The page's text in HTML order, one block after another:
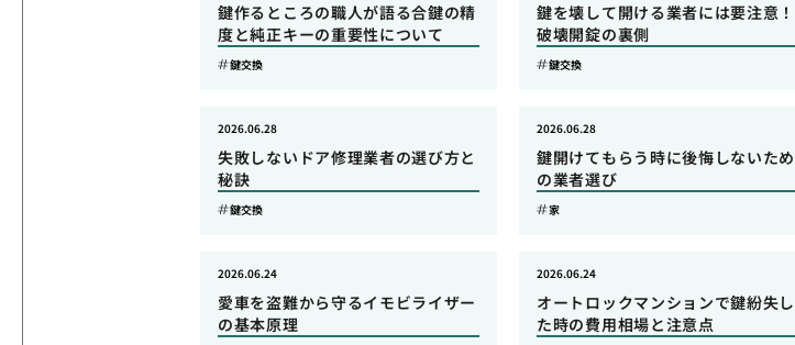
鍵作るところの職人が語る合鍵の精
度と純正キーの重要性について
鍵交換
鍵を壊して開ける業者には要注意！
破壊開錠の裏側
鍵交換
失敗しないドア修理業者の選び方と
秘訣
2026.06.28
鍵交換
鍵開けてもらう時に後悔しないため
の業者選び
2026.06.28
家
愛車を盗難から守るイモビライザー
の基本原理
2026.06.24
オートロックマンションで鍵紛失し
た時の費用相場と注意点
2026.06.24